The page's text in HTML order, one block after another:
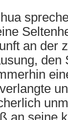
an der
den
an seine